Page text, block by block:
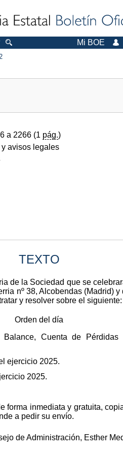
Mi BOE
a 2266 (1 pág.)
avisos legales
TEXTO
de la Sociedad que se
nº 38, Alcobendas (Madrid)
y resolver sobre el siguiente:
Orden del día
Cuenta de
ejercicio 2025.
2025.
inmediata y gratuita,
a pedir su envío.
de Administración, Esther